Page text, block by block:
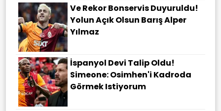
Ve Rekor Bonservis Duyuruldu!
Yolun Açık Olsun Barış Alper
Yılmaz
İspanyol Devi Talip Oldu!
Simeone: Osimhen'i Kadroda
Görmek Istiyorum